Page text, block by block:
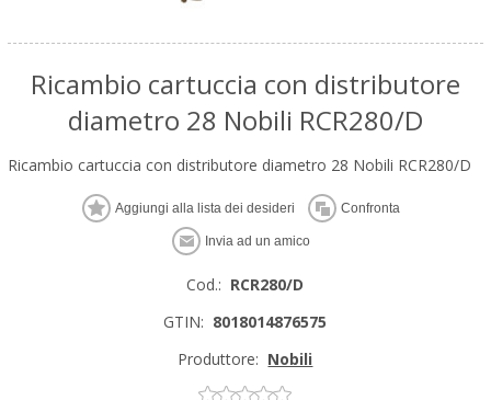
Ricambio cartuccia con distributore
diametro 28 Nobili RCR280/D
Ricambio cartuccia con distributore diametro 28 Nobili RCR280/D
Cod.: RCR280/D
GTIN: 8018014876575
Produttore: Nobili